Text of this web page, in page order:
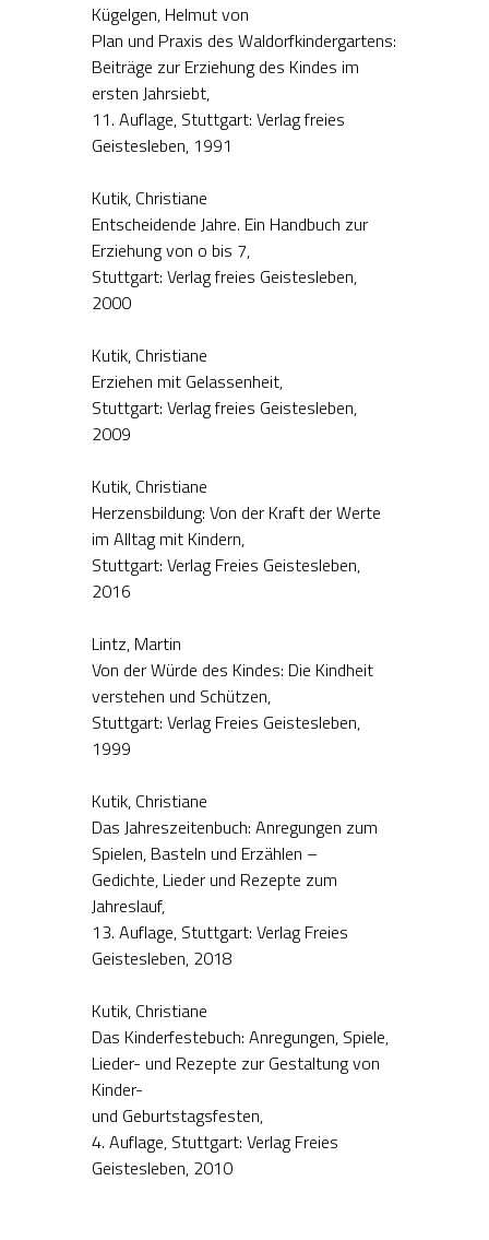
Kügelgen, Helmut von
Plan und Praxis des Waldorfkindergartens:
Beiträge zur Erziehung des Kindes im
ersten Jahrsiebt,
11. Auflage, Stuttgart: Verlag freies
Geistesleben, 1991
Kutik, Christiane
Entscheidende Jahre. Ein Handbuch zur
Erziehung von o bis 7,
Stuttgart: Verlag freies Geistesleben,
2000
Kutik, Christiane
Erziehen mit Gelassenheit,
Stuttgart: Verlag freies Geistesleben,
2009
Kutik, Christiane
Herzensbildung: Von der Kraft der Werte
im Alltag mit Kindern,
Stuttgart: Verlag Freies Geistesleben,
2016
Lintz, Martin
Von der Würde des Kindes: Die Kindheit
verstehen und Schützen,
Stuttgart: Verlag Freies Geistesleben,
1999
Kutik, Christiane
Das Jahreszeitenbuch: Anregungen zum
Spielen, Basteln und Erzählen –
Gedichte, Lieder und Rezepte zum
Jahreslauf,
13. Auflage, Stuttgart: Verlag Freies
Geistesleben, 2018
Kutik, Christiane
Das Kinderfestebuch: Anregungen, Spiele,
Lieder- und Rezepte zur Gestaltung von
Kinder-
und Geburtstagsfesten,
4. Auflage, Stuttgart: Verlag Freies
Geistesleben, 2010